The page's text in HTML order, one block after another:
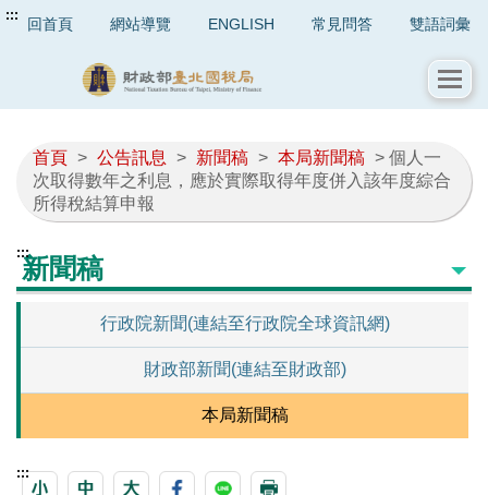
::: 回首頁 網站導覽 ENGLISH 常見問答 雙語詞彙
首頁 > 公告訊息 > 新聞稿 > 本局新聞稿 > 個人一
次取得數年之利息，應於實際取得年度併入該年度綜合
所得稅結算申報
:::新聞稿
行政院新聞(連結至行政院全球資訊網)
財政部新聞(連結至財政部)
本局新聞稿
:::